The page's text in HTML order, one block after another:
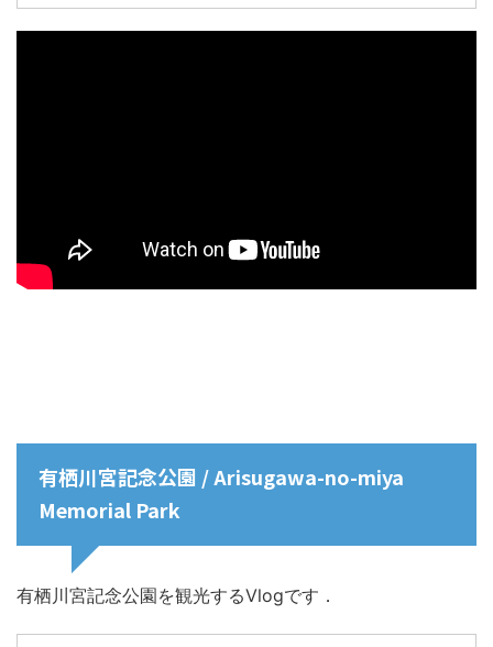
有栖川宮記念公園 / Arisugawa-no-miya
Memorial Park
有栖川宮記念公園を観光するVlogです．